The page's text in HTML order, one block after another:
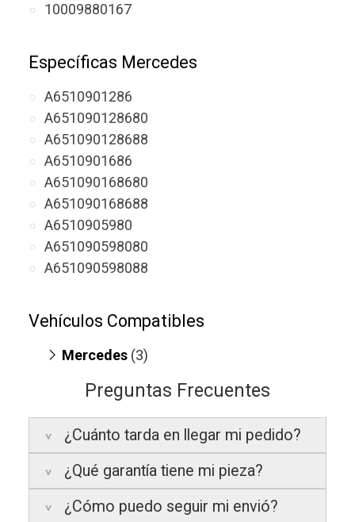
10009880167
Específicas Mercedes
A6510901286
A651090128680
A651090128688
A6510901686
A651090168680
A651090168688
A6510905980
A651090598080
A651090598088
Vehículos Compatibles
Mercedes (3)
OM 651.958)
V200 W447(motor OM 651.950)
V250 W447(motor OM 651.950)
Preguntas Frecuentes
¿Cuánto tarda en llegar mi pedido?
Península:Entregamos en un plazo
estimado de24 a 48 horas laborables, si
realizas tu pedido antes de las 17:00 h
¿Qué garantía tiene mi pieza?
La garantía varía según el tipo de producto:
¿Cómo puedo seguir mi envió?